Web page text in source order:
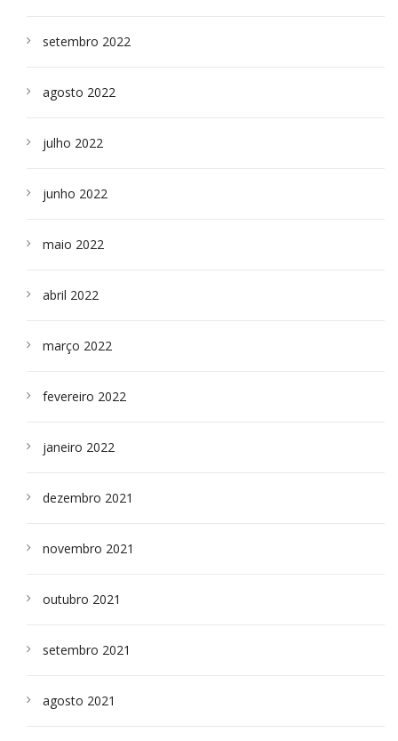
setembro 2022
agosto 2022
julho 2022
junho 2022
maio 2022
abril 2022
março 2022
fevereiro 2022
janeiro 2022
dezembro 2021
novembro 2021
outubro 2021
setembro 2021
agosto 2021